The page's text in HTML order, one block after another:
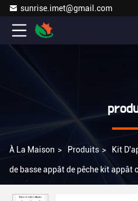
sunrise.imet@gmail.com
À La Maison > Produits > Kit
de basse appât de pêche kit appât